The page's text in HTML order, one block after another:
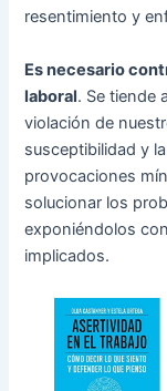
resentimiento y
Es necesario
laboral. Se tiende
violación de
susceptibilidad y
provocaciones
solucionar los
exponiéndolos
implicados.